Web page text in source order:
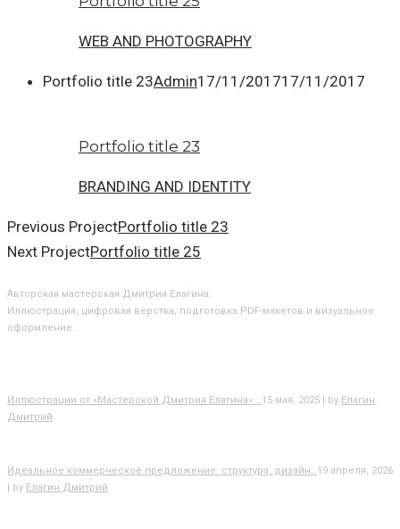
WEB AND PHOTOGRAPHY
Portfolio title 23Admin17/11/201717/11/2017
Portfolio title 23
BRANDING AND IDENTITY
Previous ProjectPortfolio title 23
Next ProjectPortfolio title 25
Авторская мастерская Дмитрия Елагина.
Иллюстрация, цифровая верстка, подготовка PDF-макетов и визуальное
оформление.
Иллюстрации от «Мастерской Дмитрия Елагина»:…15 мая, 2025 | by Елагин
Дмитрий
Идеальное коммерческое предложение: структура, дизайн…19 апреля, 2026
| by Елагин Дмитрий